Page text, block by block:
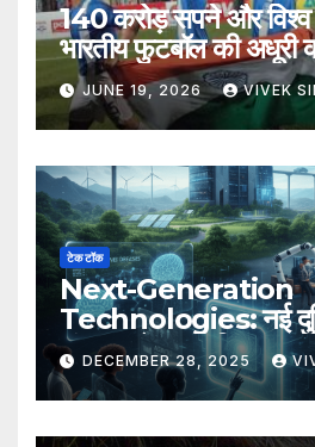
140 करोड़ सपने और विश्व
भारतीय फुटबॉल की अधूरी
JUNE 19, 2026 VIVEK
टेक टॉक
Next-Generation
Technologies: नई
संभावनाएँ, नया भविष्य
DECEMBER 28, 2025